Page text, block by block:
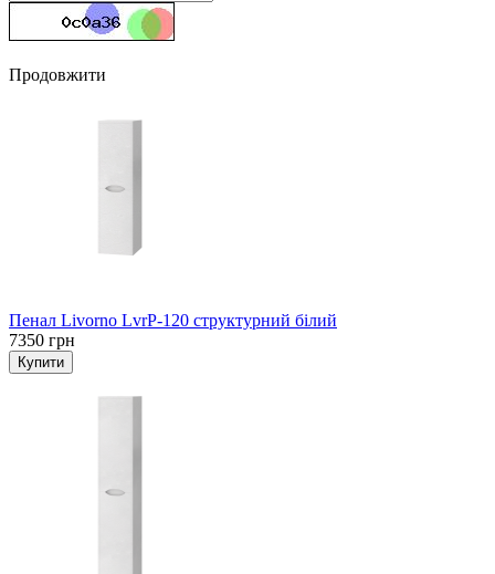
Продовжити
Пенал Livorno LvrP-120 структурний білий
7350 грн